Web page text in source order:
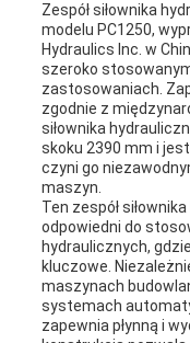
Zespół siłownika
modelu PC1250,
Hydraulics Inc. w
szeroko
zastosowaniach.
zgodnie z
siłownika
skoku 2390 mm i
czyni go
maszyn.
Ten zespół
odpowiedni do
hydraulicznych,
kluczowe.
maszynach
systemach
zapewnia płynną i